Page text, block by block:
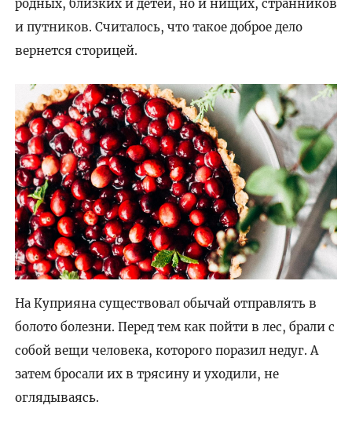
родных, близких и детей, но и нищих, странников
и путников. Считалось, что такое доброе дело
вернется сторицей.
На Куприяна существовал обычай отправлять в
болото болезни. Перед тем как пойти в лес, брали с
собой вещи человека, которого поразил недуг. А
затем бросали их в трясину и уходили, не
оглядываясь.